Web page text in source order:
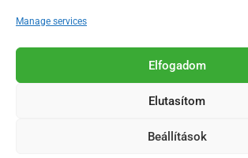
Manage services
Elfogadom
Elutasítom
Beállítások
o
o
-
b
e
s
Az Érd Média médiaszolgáltatási
Médiatanács a Magyar Média Mecenatúra
2018-2026. © Minden jog fenntartva, Érd